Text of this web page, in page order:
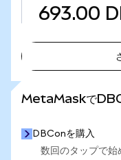
693.00
MetaMaskで
DBConを購入
数回のタップで始